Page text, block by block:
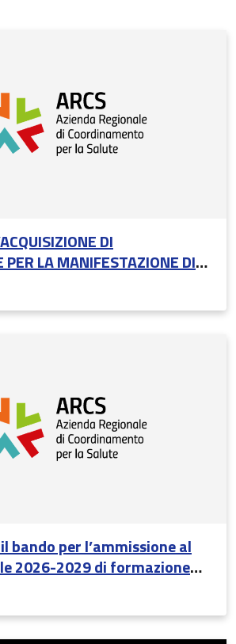
DI
PER LA MANIFESTAZIONE DI
L’INDIVIDUAZIONE DEI
bando per l’ammissione al
2026-2029 di formazione
Generale (scadenza